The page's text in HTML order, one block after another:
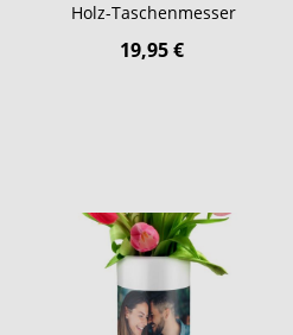
Holz-Taschenmesser
19,95 €